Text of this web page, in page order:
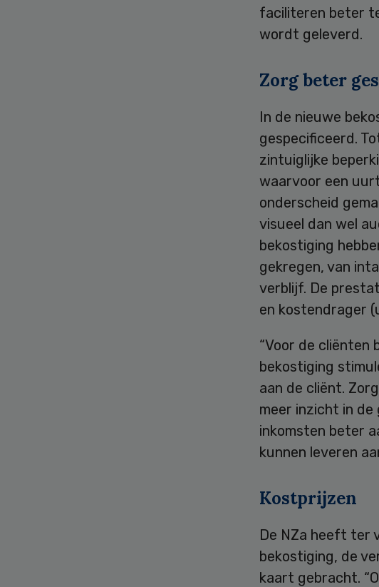
faciliteren beter
wordt geleverd.
Zorg beter
In de nieuwe
gespecificeerd.
zintuiglijke
waarvoor een
onderscheid
visueel dan wel
bekostiging
gekregen, van
verblijf. De
en kostendrager
“Voor de
bekostiging
aan de cliënt.
meer inzicht in
inkomsten beter
kunnen leveren
Kostprijzen
De NZa heeft ter
bekostiging, de
kaart gebracht.